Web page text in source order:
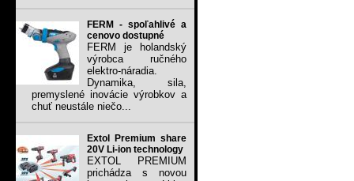
FERM - spoľahlivé a
cenovo dostupné
FERM je holandský
výrobca ručného
elektro-náradia.
Dynamika, sila,
premyslené inovácie výrobkov a
chuť neustále niečo...
Extol Premium share
20V Li-ion technology
EXTOL PREMIUM
prichádza s novou